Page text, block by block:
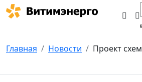
Главная Новости Проект